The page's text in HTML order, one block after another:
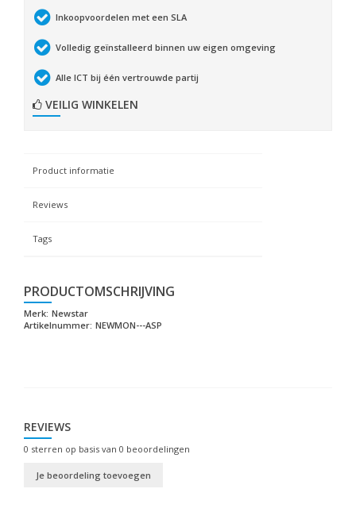
Inkoopvoordelen met een SLA
Volledig geïnstalleerd binnen uw eigen omgeving
Alle ICT bij één vertrouwde partij
VEILIG WINKELEN
Product informatie
Reviews
Tags
PRODUCTOMSCHRIJVING
Merk: Newstar
Artikelnummer: NEWMON---ASP
REVIEWS
0 sterren op basis van 0 beoordelingen
Je beoordeling toevoegen